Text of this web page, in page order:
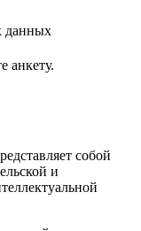
данных
анкету.
собой
и